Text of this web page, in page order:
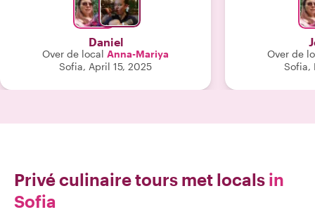
Daniel
Over de local Anna-Mariya
Sofia, April 15, 2025
Over de
Sofia,
Privé culinaire tours met locals in
Sofia